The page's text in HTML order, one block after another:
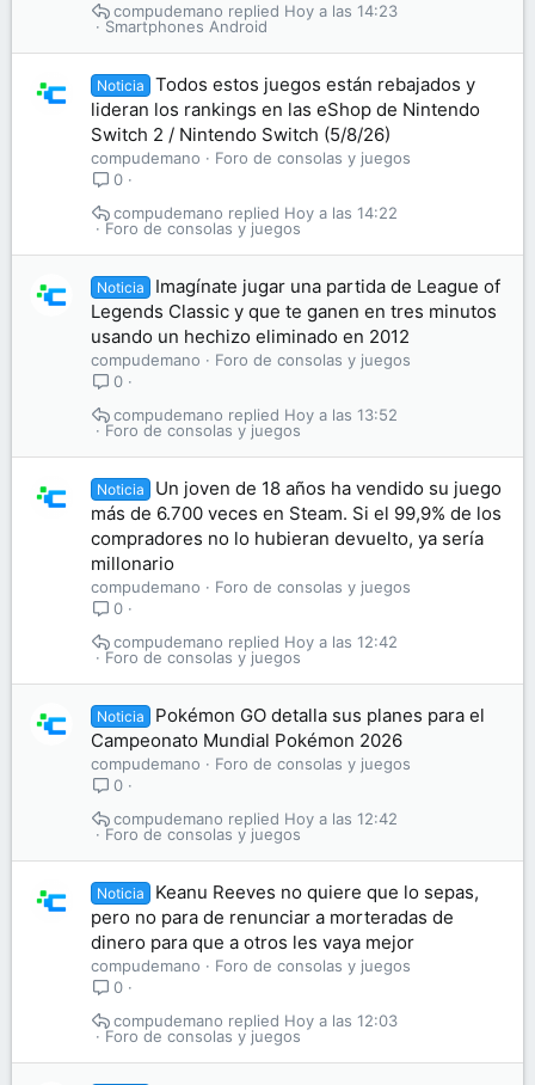
Smartphones Android
Hoy a las 14:23
compudemano
Noticia
Todos estos juegos están rebajados y
lideran los rankings en las eShop de Nintendo
Switch 2 / Nintendo Switch (5/8/26)
compudemano
Foro de consolas y juegos
0
Foro de consolas y juegos
Hoy a las 14:22
compudemano
Noticia
Imagínate jugar una partida de League of
Legends Classic y que te ganen en tres minutos
usando un hechizo eliminado en 2012
compudemano
Foro de consolas y juegos
0
Foro de consolas y juegos
Hoy a las 13:52
compudemano
Noticia
Un joven de 18 años ha vendido su juego
más de 6.700 veces en Steam. Si el 99,9% de los
compradores no lo hubieran devuelto, ya sería
millonario
compudemano
Foro de consolas y juegos
0
Foro de consolas y juegos
Hoy a las 12:42
compudemano
Noticia
Pokémon GO detalla sus planes para el
Campeonato Mundial Pokémon 2026
compudemano
Foro de consolas y juegos
0
Foro de consolas y juegos
Hoy a las 12:42
compudemano
Noticia
Keanu Reeves no quiere que lo sepas,
pero no para de renunciar a morteradas de
dinero para que a otros les vaya mejor
compudemano
Foro de consolas y juegos
0
Foro de consolas y juegos
Hoy a las 12:03
compudemano